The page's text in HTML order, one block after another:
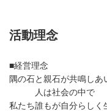
活動理念
■経営理念
隅の石と親石が共鳴しあ
人は社会の中で
私たち誰もが自分らしく